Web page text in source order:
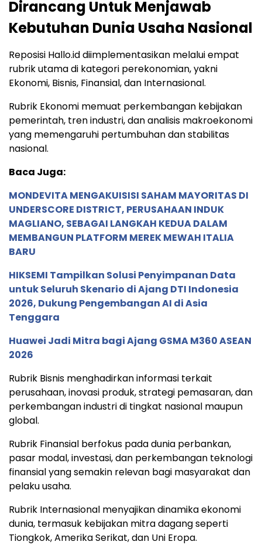
Dirancang Untuk Menjawab
Kebutuhan Dunia Usaha Nasional
Reposisi Hallo.id diimplementasikan melalui empat
rubrik utama di kategori perekonomian, yakni
Ekonomi, Bisnis, Finansial, dan Internasional.
Rubrik Ekonomi memuat perkembangan kebijakan
pemerintah, tren industri, dan analisis makroekonomi
yang memengaruhi pertumbuhan dan stabilitas
nasional.
Baca Juga:
MONDEVITA MENGAKUISISI SAHAM MAYORITAS DI
UNDERSCORE DISTRICT, PERUSAHAAN INDUK
MAGLIANO, SEBAGAI LANGKAH KEDUA DALAM
MEMBANGUN PLATFORM MEREK MEWAH ITALIA
BARU
HIKSEMI Tampilkan Solusi Penyimpanan Data
untuk Seluruh Skenario di Ajang DTI Indonesia
2026, Dukung Pengembangan AI di Asia
Tenggara
Huawei Jadi Mitra bagi Ajang GSMA M360 ASEAN
2026
Rubrik Bisnis menghadirkan informasi terkait
perusahaan, inovasi produk, strategi pemasaran, dan
perkembangan industri di tingkat nasional maupun
global.
Rubrik Finansial berfokus pada dunia perbankan,
pasar modal, investasi, dan perkembangan teknologi
finansial yang semakin relevan bagi masyarakat dan
pelaku usaha.
Rubrik Internasional menyajikan dinamika ekonomi
dunia, termasuk kebijakan mitra dagang seperti
Tiongkok, Amerika Serikat, dan Uni Eropa.